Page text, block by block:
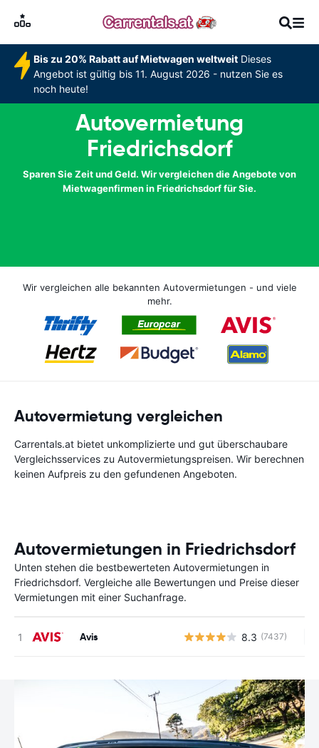
Bis zu 20% Rabatt auf Mietwagen weltweitDieses
Angebot ist gültig bis 11. August 2026 - nutzen Sie es
noch heute!
Autovermietung
Friedrichsdorf
Sparen Sie Zeit und Geld. Wir vergleichen die Angebote von
Mietwagenfirmen in Friedrichsdorf für Sie.
Wir vergleichen alle bekannten Autovermietungen - und viele
mehr.
Autovermietung vergleichen
Carrentals.at bietet unkomplizierte und gut überschaubare
Vergleichsservices zu Autovermietungspreisen. Wir berechnen
keinen Aufpreis zu den gefundenen Angeboten.
Autovermietungen in Friedrichsdorf
Unten stehen die bestbewerteten Autovermietungen in
Friedrichsdorf. Vergleiche alle Bewertungen und Preise dieser
Vermietungen mit einer Suchanfrage.
Avis 8.3 (7437)